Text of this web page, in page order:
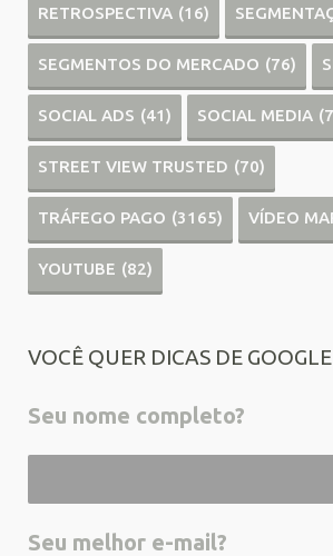
RETROSPECTIVA (16)
SEGMENTOS DO MERCADO (76)
SOCIAL ADS (41) SOCIAL MEDIA
STREET VIEW TRUSTED (70)
TRÁFEGO PAGO (3165) VÍDEO
YOUTUBE (82)
VOCÊ QUER DICAS DE
Seu nome completo?
Seu melhor e-mail?